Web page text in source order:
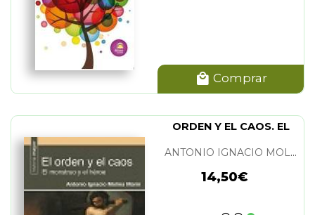
Comprar
ORDEN Y EL CAOS. EL
ANTONIO IGNACIO MOLINA MARIN
14,50€